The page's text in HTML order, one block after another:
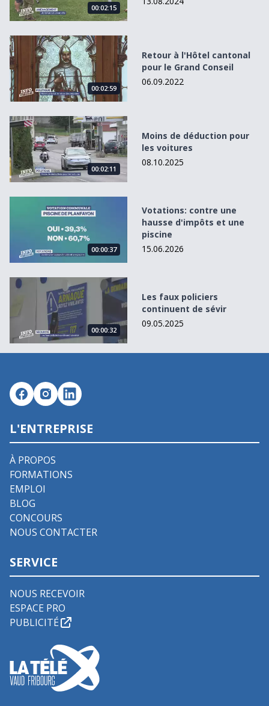
00:02:15
Retour à l&#039;Hôtel cantonal pour le Grand Conseil
00:02:59
Retour à l'Hôtel cantonal
pour le Grand Conseil
06.09.2022
Moins de déduction pour les voitures
00:02:11
Moins de déduction pour
les voitures
08.10.2025
Votations: contre une hausse d&#039;impôts et une
00:00:37
Votations: contre une
hausse d'impôts et une
piscine
15.06.2026
Les faux policiers continuent de sévir
00:00:32
Les faux policiers
continuent de sévir
09.05.2025
L'ENTREPRISE
À PROPOS
FORMATIONS
EMPLOI
BLOG
CONCOURS
NOUS CONTACTER
SERVICE
NOUS RECEVOIR
ESPACE PRO
PUBLICITÉ